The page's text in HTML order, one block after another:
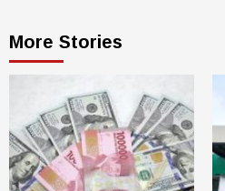
More Stories